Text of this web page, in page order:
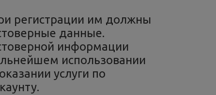
регистрации им должны
данные.
информации
использовании
услуги по